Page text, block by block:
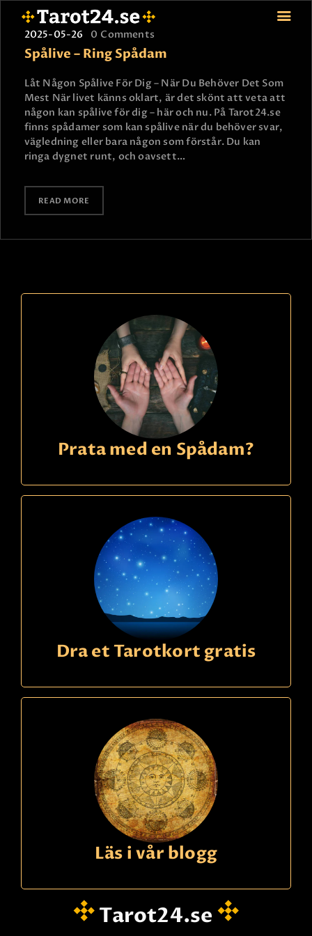
HEM
ASTROLOGI
STJÄRNTECKEN
TAROT
BLOGG
JOBBA SOM SPÅDAM
BETALNING
2025-05-26 0 Comments
Spålive – Ring Spådam
Låt Någon Spålive För Dig – När Du Behöver Det Som
Mest När livet känns oklart, är det skönt att veta att
någon kan spålive för dig – här och nu. På Tarot24.se
finns spådamer som kan spålive när du behöver svar,
vägledning eller bara någon som förstår. Du kan
ringa dygnet runt, och oavsett…
READ MORE
Prata med en Spådam?
Dra et Tarotkort gratis
Läs i vår blogg
Tarot24.se